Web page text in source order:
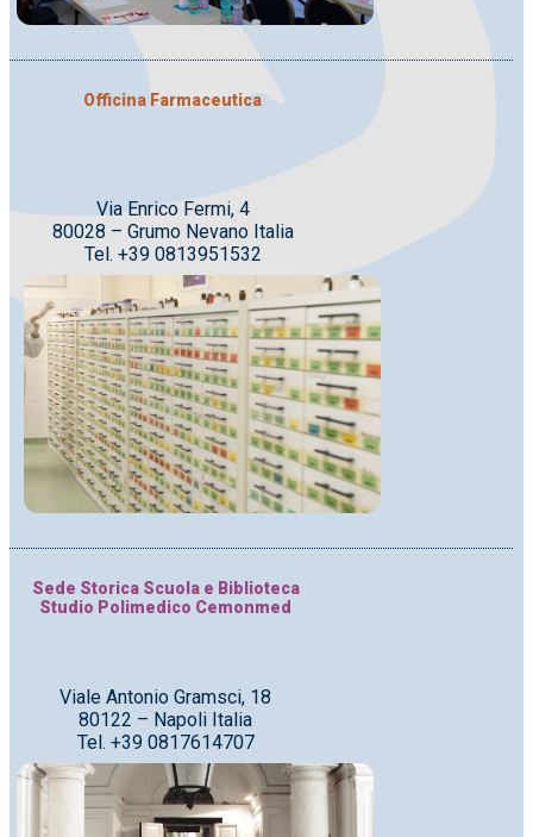
Officina Farmaceutica
Via Enrico Fermi, 4
80028 – Grumo Nevano Italia
Tel. +39 0813951532
Sede Storica Scuola e Biblioteca
Studio Polimedico Cemonmed
Viale Antonio Gramsci, 18
80122 – Napoli Italia
Tel. +39 0817614707